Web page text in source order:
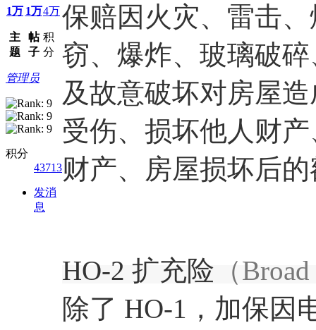
1万
主
题
1万
帖
子
4万
积
分
管理员
积分
43713
发消
息
保赔因火灾、雷击
窃、爆炸、玻璃破
及故意破坏对房屋
受伤、损坏他人财
财产、房屋损坏后
HO-2 扩充险 （
除了 HO-1，加保因